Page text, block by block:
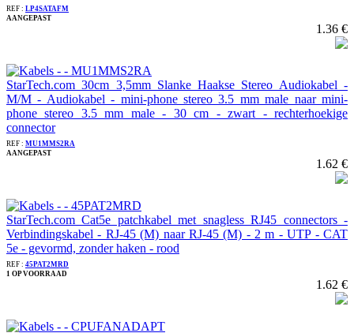
REF : LP4SATAFM
AANGEPAST
1.36 €
StarTech.com 30cm 3,5mm Slanke Haakse Stereo Audiokabel -
M/M - Audiokabel - mini-phone stereo 3.5 mm male naar mini-
phone stereo 3.5 mm male - 30 cm - zwart - rechterhoekige
connector
REF : MU1MMS2RA
AANGEPAST
1.62 €
StarTech.com Cat5e patchkabel met snagless RJ45 connectors -
Verbindingskabel - RJ-45 (M) naar RJ-45 (M) - 2 m - UTP - CAT
5e - gevormd, zonder haken - rood
REF : 45PAT2MRD
1 OP VOORRAAD
1.62 €